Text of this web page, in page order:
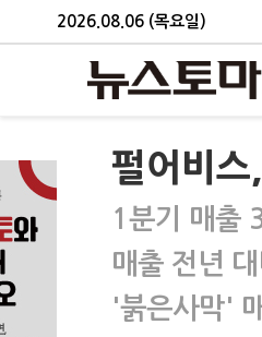
2026.08.06 (목요일)
펄어비
1분기 매출
매출 전년
'붉은사막'